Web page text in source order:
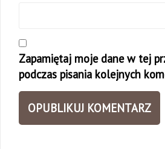
Zapamiętaj moje dane w tej
podczas pisania kolejnych